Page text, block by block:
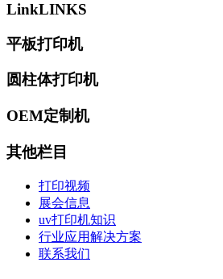
LinkLINKS
平板打印机
圆柱体打印机
OEM定制机
其他栏目
打印视频
展会信息
uv打印机知识
行业应用解决方案
联系我们